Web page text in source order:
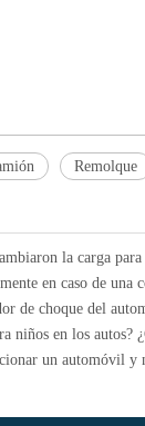
Remolque